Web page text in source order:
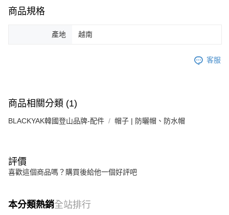
商品規格
產地 越南
客服
商品相關分類 (1)
BLACKYAK韓國登山品牌-配件 帽子 | 防曬帽、防水帽
評價
喜歡這個商品嗎？購買後給他一個好評吧
本分類熱銷全站排行